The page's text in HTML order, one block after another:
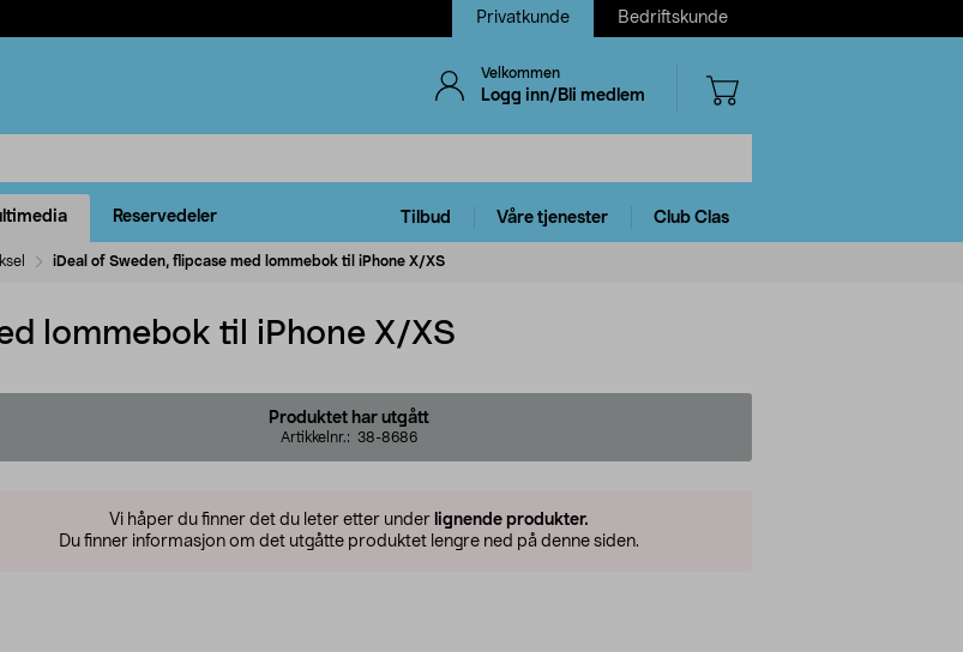
Privatkunde Bedriftskunde
Velkommen
Logg inn/Bli medlem
Reservedeler Tilbud Våre tjenester Club Clas
iDeal of Sweden, flipcase med lommebok til iPhone X/XS
lommebok til iPhone X/XS
Produktet har utgått
Artikkelnr.: 38-8686
Vi håper du finner det du leter etter under lignende produkter.
Du finner informasjon om det utgåtte produktet lengre ned på denne siden.